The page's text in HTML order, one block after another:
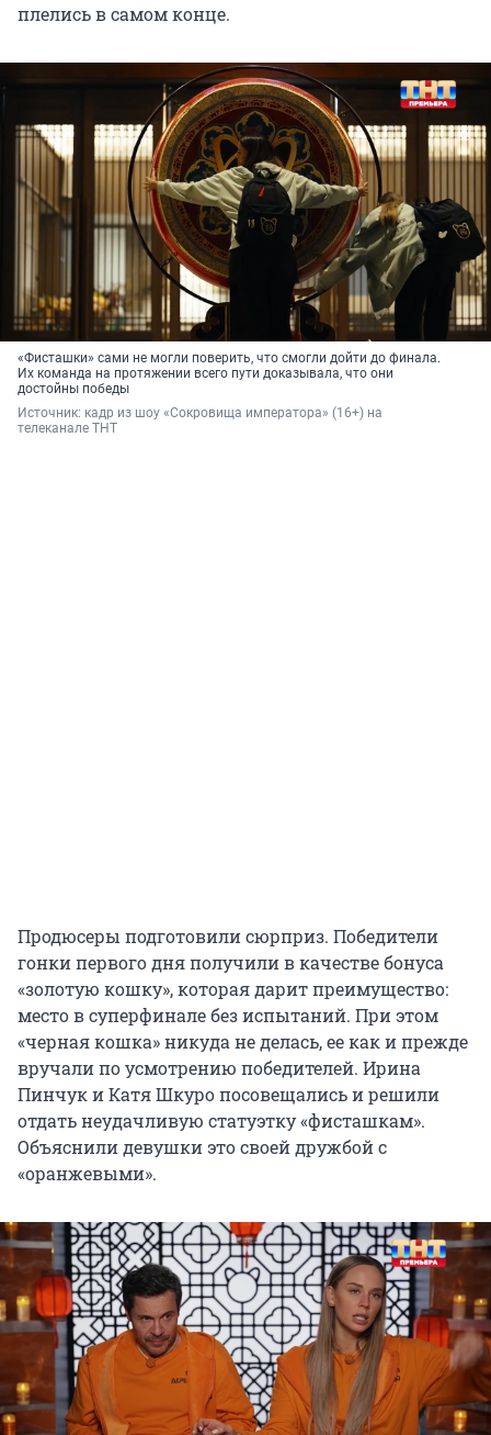
плелись в самом конце.
«Фисташки» сами не могли поверить, что смогли дойти до финала.
Их команда на протяжении всего пути доказывала, что они
достойны победы
Источник: кадр из шоу «Сокровища императора» (16+) на
телеканале ТНТ
Продюсеры подготовили сюрприз. Победители
гонки первого дня получили в качестве бонуса
«золотую кошку», которая дарит преимущество:
место в суперфинале без испытаний. При этом
«черная кошка» никуда не делась, ее как и прежде
вручали по усмотрению победителей. Ирина
Пинчук и Катя Шкуро посовещались и решили
отдать неудачливую статуэтку «фисташкам».
Объяснили девушки это своей дружбой с
«оранжевыми».